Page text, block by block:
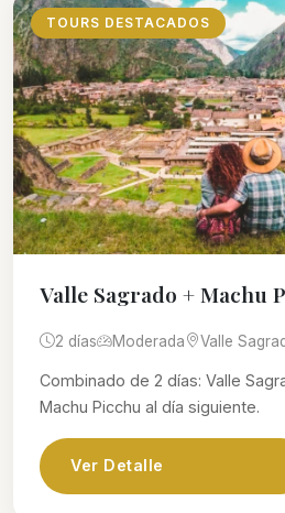
TOURS DESTACADOS
Valle Sagrado + Machu
2 días Moderada Valle
Combinado de 2 días: Valle
Machu Picchu al día siguiente.
Ver Detalle